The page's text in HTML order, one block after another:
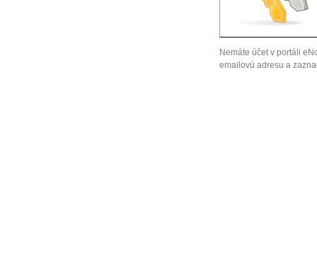
Nemáte účet v portáli
emailovú adresu a